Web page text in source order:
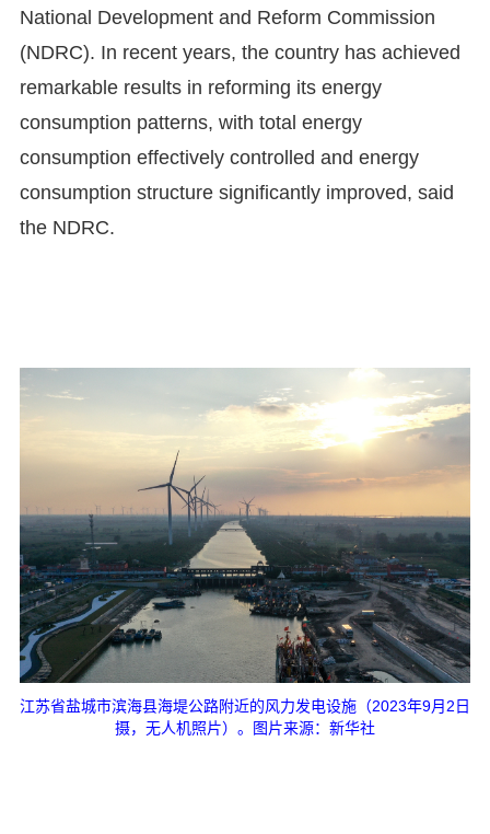
National Development and Reform Commission
(NDRC). In recent years, the country has achieved
remarkable results in reforming its energy
consumption patterns, with total energy
consumption effectively controlled and energy
consumption structure significantly improved, said
the NDRC.
江苏省盐城市滨海县海堤公路附近的风力发电设施（2023年9月2日
摄，无人机照片）。图片来源：新华社